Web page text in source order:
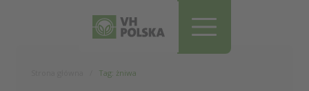
Tag: żniwa